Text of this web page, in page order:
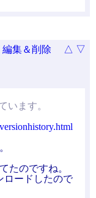
編集＆削除 △ ▽
います。
たのですね。
ロードしたので